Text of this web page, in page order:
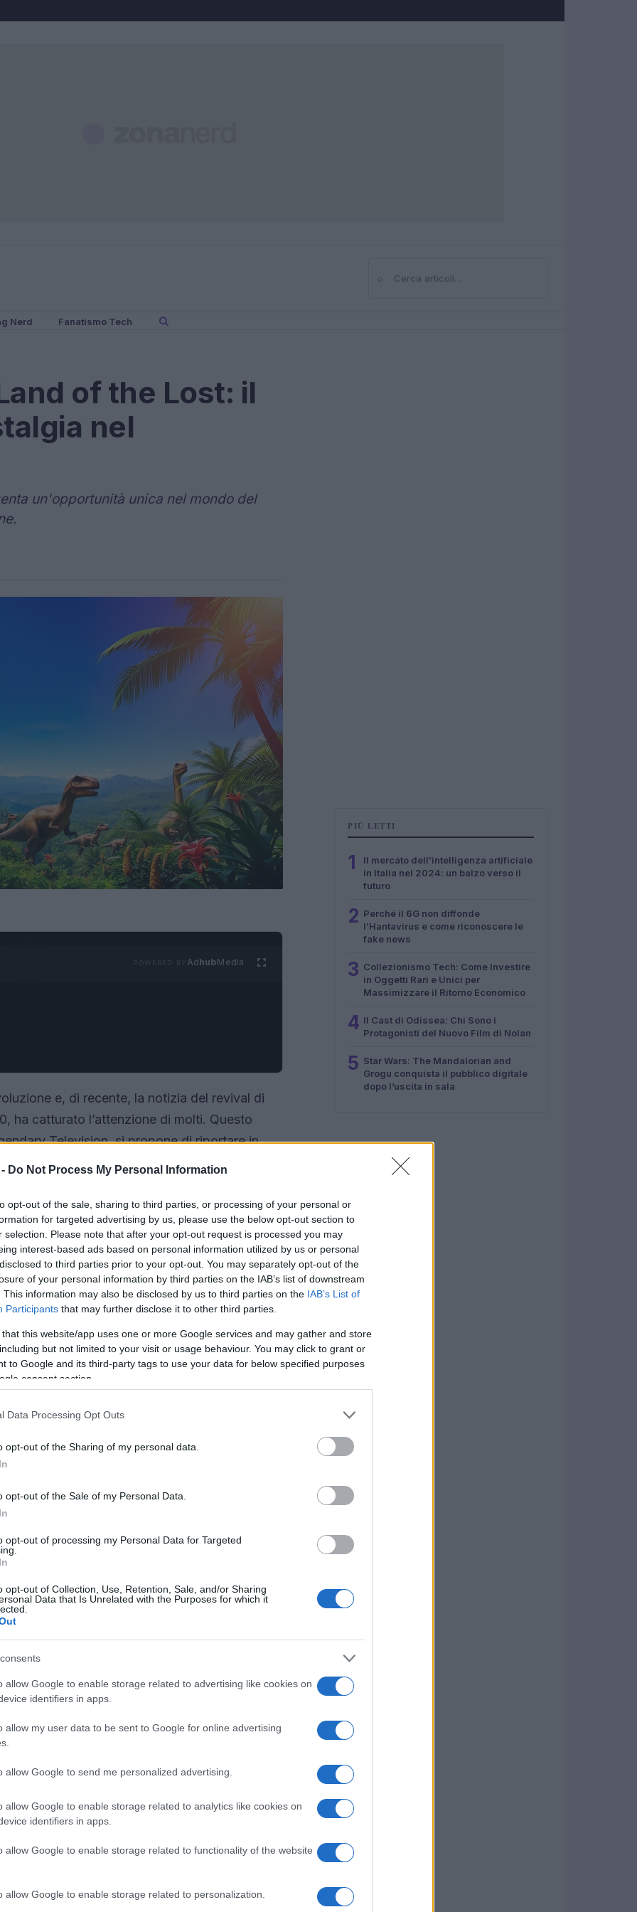
Do Not Process My Personal Information
opt-out of the sale, sharing to third parties, or processing of your personal or
for targeted advertising by us, please use the below opt-out section to
selection. Please note that after your opt-out request is processed you may
interest-based ads based on personal information utilized by us or personal
to third parties prior to your opt-out. You may separately opt-out of the
of your personal information by third parties on the IAB’s list of downstream
This information may also be disclosed by us to third parties on the IAB’s List of
Participants that may further disclose it to other third parties.
that this website/app uses one or more Google services and may gather and store
but not limited to your visit or usage behaviour. You may click to grant or
to Google and its third-party tags to use your data for below specified purposes
consent section.
Data Processing Opt Outs
opt-out of the Sharing of my personal data.
opt-out of the Sale of my Personal Data.
opt-out of processing my Personal Data for Targeted
opt-out of Collection, Use, Retention, Sale, and/or Sharing
Data that Is Unrelated with the Purposes for which it
allow Google to enable storage related to advertising like cookies on
identifiers in apps.
allow my user data to be sent to Google for online advertising
allow Google to send me personalized advertising.
allow Google to enable storage related to analytics like cookies on
identifiers in apps.
allow Google to enable storage related to functionality of the website
allow Google to enable storage related to personalization.
⌕Cerca
Nerd Fanatismo Tech
of the Lost: il
nel
un'opportunità unica nel mondo del
AdhubMedia
e, di recente, la notizia del revival di
ha catturato l’attenzione di molti. Questo
Television, si propone di riportare in
e al fascino dei dinosauri, ha lasciato un
si cela dietro questa scelta e quali sono le
insieme.
di marketing
moderno. Le aziende spesso
per attrarre un pubblico che ha già un
of the Lost’non è solo un titolo, ma un
di spettatori. Nella mia esperienza nel
ai ricordi possa amplificare
La chiave è comprendere come questi
in una strategia più ampia. Ti sei mai
in noi emozioni così forti?
un mero esercizio di nostalgia. È
una connessione emotiva con un pubblico sia
il mercato e personalizzare le
interessante: il 60% dei consumatori è più
ricordi positivi. Questo è un dato da
la differenza nella strategia di un brand.
opportunità di mercato
PIÙ LETTI
1
Il mercato dell’intelligenza artificiale
in Italia nel 2024: un balzo verso il
futuro
2 Perché il 6G non diffonde
l’Hantavirus e come riconoscere le
fake news
3 Collezionismo Tech: Come Investire
in Oggetti Rari e Unici per
Massimizzare il Ritorno Economico
4 Il Cast di Odissea: Chi Sono i
Protagonisti del Nuovo Film di Nolan
5 Star Wars: The Mandalorian and
Grogu conquista il pubblico digitale
dopo l’uscita in sala